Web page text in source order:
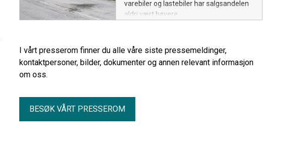
varebiler og lastebiler har salgsandelen
aldri vært høyere.
I vårt presserom finner du alle våre siste pressemeldinger,
kontaktpersoner, bilder, dokumenter og annen relevant informasjon
om oss.
BESØK VÅRT PRESSEROM